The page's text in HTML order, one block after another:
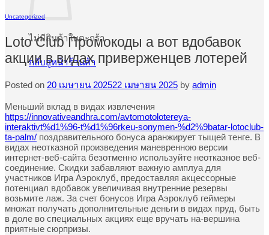
ไม่มีสินค้าในตะกร้า
กลับสู่หน้าร้านค้า
Uncategorized
Loto Club Промокоды а вот вдобавок
акции в видах приверженцев лотерей
Posted on 20 เมษายน 202522 เมษายน 2025 by admin
Меньший вклад в видах извлечения
https://innovativeandhra.com/avtomotolotereya-
interaktivt%d1%96-t%d1%96rkeu-sonymen-%d2%9batar-lotoclub-
ta-palm/ поздравительного бонуса аранжирует тыщей тенге. В
видах неотказной произведения маневренною версии
интернет-веб-сайта безотменно используйте неотказное веб-
соединение. Скидки забавляют важную амплуа для
участников Игра Аэроклуб, предоставляя акцессорные
потенциал вдобавок увеличивая внутренние резервы
возьмите лаж. За счет бонусов Игра Аэроклуб геймеры
множат получать дополнительные деньги в видах пруд, быть
в доле во специальных акциях еще вручать на-вершина
приятные сюрпризы.